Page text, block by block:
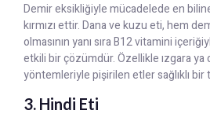
Demir eksikliğiyle mücadelede en
kırmızı ettir. Dana ve kuzu eti, hem
olmasının yanı sıra B12 vitamini
etkili bir çözümdür. Özellikle ızgara ya
yöntemleriyle pişirilen etler sağlıklı bir
3. Hindi Eti